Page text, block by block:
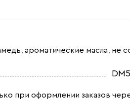
ароматические масла,
при оформлении заказов